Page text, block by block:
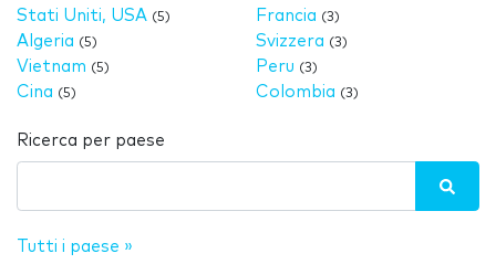
Stati Uniti, USA (5)
Algeria (5)
Vietnam (5)
Cina (5)
Francia (3)
Svizzera (3)
Peru (3)
Colombia (3)
Ricerca per paese
Tutti i paese »